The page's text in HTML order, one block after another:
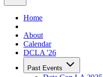
Home
About
Calendar
DCLA '26
Past Events